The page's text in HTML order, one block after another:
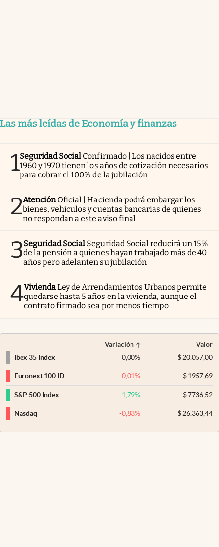
Las más leídas de Economía y finanzas
1Seguridad Social Confirmado | Los nacidos entre
1960 y 1970 tienen los años de cotización necesarios
para cobrar el 100% de la jubilación
2AtenciónOficial | Hacienda podrá embargar los
bienes, vehículos y cuentas bancarias de quienes
no respondan a este aviso final
3Seguridad Social Seguridad Social reducirá un 15%
de la pensión a quienes hayan trabajado más de 40
años pero adelanten su jubilación
4ViviendaLey de Arrendamientos Urbanos permite
quedarse hasta 5 años en la vivienda, aunque el
contrato firmado sea por menos tiempo
Variación
Valor
Ibex 35 Index
0,00% $20.057,00
Euronext 100 ID -0,01% $1957,69
S&P 500 Index 1,79% $7736,52
Nasdaq -0,83% $26.363,44